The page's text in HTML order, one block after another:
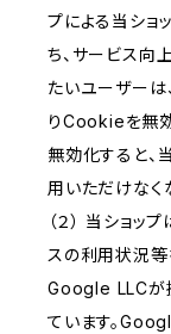
プによる当ショ
ち、サービス向
たいユーザーは
りCookieを無
無効化すると、
用いただけなく
（２） 当ショッ
スの利用状況等
Google LLCが
ています。